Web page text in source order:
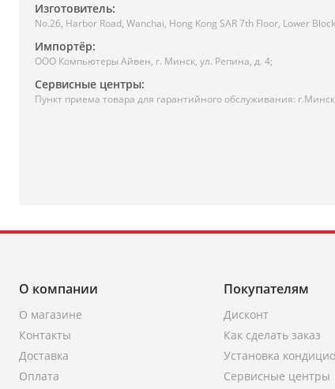
Изготовитель:
No.26, Harbor Road, Wanchai, Hong Kong SAR 7th Floor, Lower
Импортёр:
ООО Компьютеры Айвен, г. Минск, ул. Репина, д. 4;
Сервисные центры:
Пункт приема товара для гарантийного обслуживания:
О компании
О магазине
Контакты
Доставка
Оплата
Покупателям
Дисконт
Как сделать заказ
Установка
Сервисные центры